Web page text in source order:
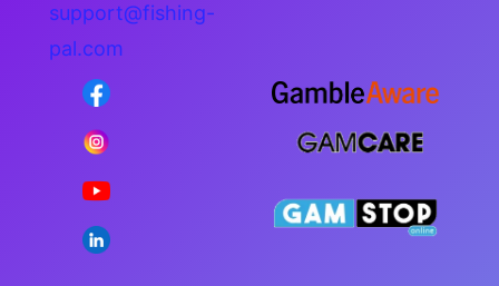
support@fishing-
pal.com